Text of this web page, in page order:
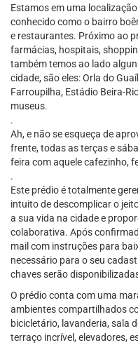
Estamos em uma
conhecido como o bairro
e restaurantes. Próximo ao
farmácias, hospitais,
também temos ao lado
cidade, são eles: Orla do
Farroupilha, Estádio Beira-
museus.
.
Ah, e não se esqueça de
frente, todas as terças e
feira com aquele cafezinho,
.
Este prédio é totalmente
intuito de descomplicar o
a sua vida na cidade e
colaborativa. Após
mail com instruções para
necessário para o seu
chaves serão
O prédio conta com uma
ambientes compartilhados
bicicletário, lavanderia, sala
terraço incrível, elevadores,